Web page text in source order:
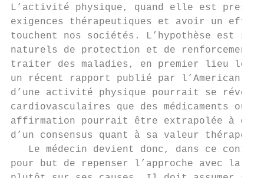
L’activité physique, quand elle est
exigences thérapeutiques et avoir un
touchent nos sociétés. L’hypothèse est
naturels de protection et de renforcement
traiter des maladies, en premier lieu les
un récent rapport publié par l’American
d’une activité physique pourrait se
cardiovasculaires que des médicaments
affirmation pourrait être extrapolée à
d’un consensus quant à sa valeur
Le médecin devient donc, dans ce
pour but de repenser l’approche avec la